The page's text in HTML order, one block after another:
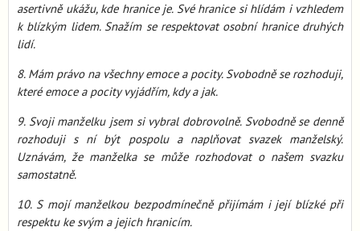
asertivně ukážu, kde hranice je. Své hranice si hlídám i vzhledem
k blízkým lidem. Snažím se respektovat osobní hranice druhých
lidí.
8. Mám právo na všechny emoce a pocity. Svobodně se rozhoduji,
které emoce a pocity vyjádřím, kdy a jak.
9. Svoji manželku jsem si vybral dobrovolně. Svobodně se denně
rozhoduji s ní být pospolu a naplňovat svazek manželský.
Uznávám, že manželka se může rozhodovat o našem svazku
samostatně.
10. S mojí manželkou bezpodmínečně přijímám i její blízké při
respektu ke svým a jejich hranicím.